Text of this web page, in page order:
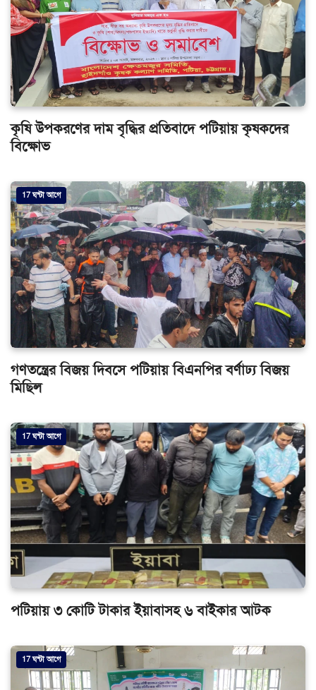
কৃষি উপকরণের দাম বৃদ্ধির প্রতিবাদে পটিয়ায় কৃষকদের
বিক্ষোভ
17 ঘন্টা আগে
গণতন্ত্রের বিজয় দিবসে পটিয়ায় বিএনপির বর্ণাঢ্য বিজয়
মিছিল
17 ঘন্টা আগে
পটিয়ায় ৩ কোটি টাকার ইয়াবাসহ ৬ বাইকার আটক
17 ঘন্টা আগে